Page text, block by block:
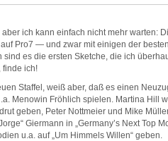
ich kann einfach nicht mehr warten:
Pro7 — und zwar mit einigen der
es die ersten Sketche, die ich
finde ich!
Staffel, weiß aber, daß es einen
Menowin Fröhlich spielen. Martina Hill
geben, Peter Nottmeier und Mike
Giermann in „Germany’s Next Top
u.a. auf „Um Himmels Willen“ geben.